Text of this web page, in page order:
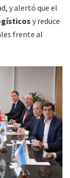
y alertó que el
y reduce
frente al